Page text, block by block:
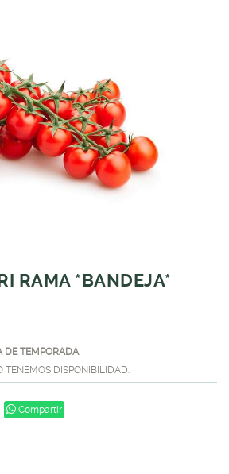
RAMA *BANDEJA*
DE TEMPORADA.
DISPONIBILIDAD.
Compartir